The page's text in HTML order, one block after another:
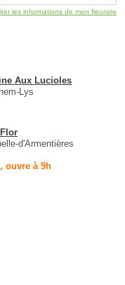
les informations de mon fleuriste
Aux Lucioles
Lys
d'Armentières
ouvre à 9h